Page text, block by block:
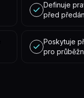
Definuje
před
Poskytuje
pro